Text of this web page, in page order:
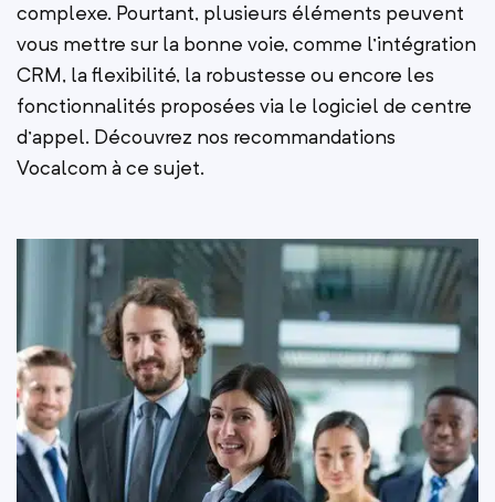
complexe. Pourtant, plusieurs éléments peuvent
vous mettre sur la bonne voie, comme l’intégration
CRM, la flexibilité, la robustesse ou encore les
fonctionnalités proposées via le logiciel de centre
d’appel. Découvrez nos recommandations
Vocalcom à ce sujet.